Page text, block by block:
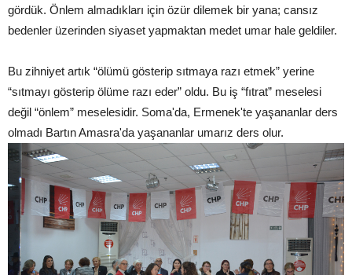
gördük. Önlem almadıkları için özür dilemek bir yana; cansız
bedenler üzerinden siyaset yapmaktan medet umar hale geldiler.
Bu zihniyet artık “ölümü gösterip sıtmaya razı etmek” yerine
“sıtmayı gösterip ölüme razı eder” oldu. Bu iş “fıtrat” meselesi
değil “önlem” meselesidir. Soma'da, Ermenek'te yaşananlar ders
olmadı Bartın Amasra'da yaşananlar umarız ders olur.